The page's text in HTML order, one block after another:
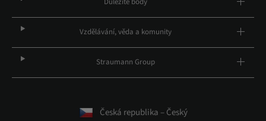
Vzdělávání, věda a komunity
Straumann Group
Česká republika – Český